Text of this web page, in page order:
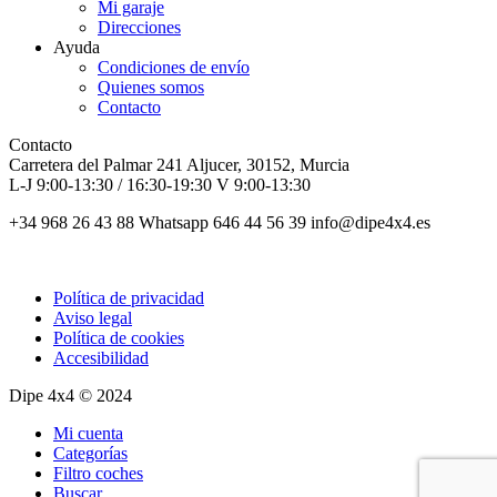
Mi garaje
Direcciones
Ayuda
Condiciones de envío
Quienes somos
Contacto
Contacto
Carretera del Palmar 241 Aljucer, 30152, Murcia
L-J 9:00-13:30 / 16:30-19:30 V 9:00-13:30
+34 968 26 43 88 Whatsapp 646 44 56 39 info@dipe4x4.es
Política de privacidad
Aviso legal
Política de cookies
Accesibilidad
Dipe 4x4 © 2024
Mi cuenta
Categorías
Filtro coches